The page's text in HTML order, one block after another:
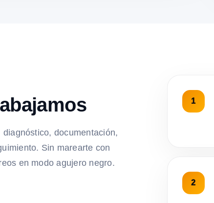
documentación,
Sin marearte con
en modo agujero negro.